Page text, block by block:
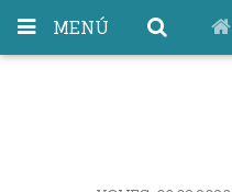
MENÚ